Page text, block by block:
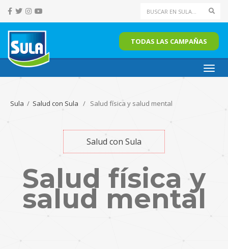
TODAS LAS CAMPAÑAS
Sula / Salud con Sula / Salud física y salud mental
Salud con Sula
Salud física y
salud mental